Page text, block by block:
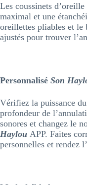
Les coussinets
maximal et une
oreillettes pliables et le
ajustés pour trouver
Personnalisé Son
Vérifiez la puissance
profondeur de
sonores et changez le
Haylou APP. Faites
personnelles et rendez